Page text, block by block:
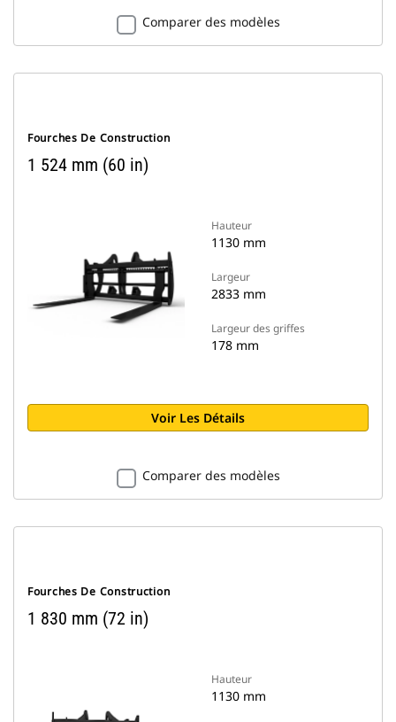
Comparer des modèles
Fourches De Construction
1 524 mm (60 in)
Hauteur
1130 mm
Largeur
2833 mm
Largeur des griffes
178 mm
Voir Les Détails
Comparer des modèles
Fourches De Construction
1 830 mm (72 in)
Hauteur
1130 mm